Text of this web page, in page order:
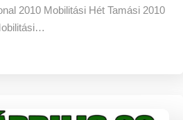
2010 Mobilitási Hét Tamási 2010